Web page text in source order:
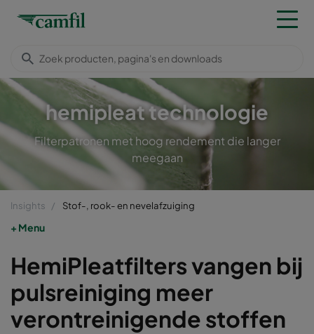
hemipleat technologie
Filterpatronen met hoog rendement die langer
meegaan
Insights Stof-, rook- en nevelafzuiging
Menu
HemiPleatfilters vangen bij
pulsreiniging meer
verontreinigende stoffen